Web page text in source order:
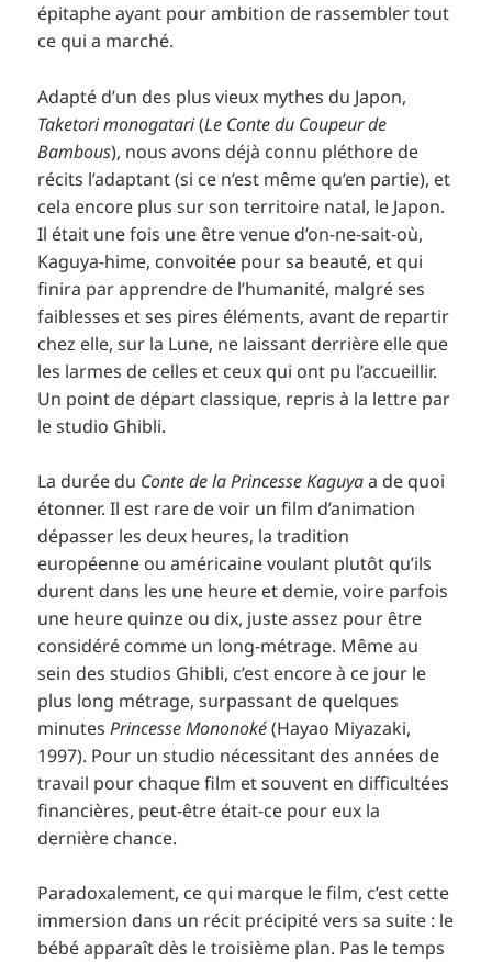
épitaphe ayant pour ambition de rassembler tout
ce qui a marché.
Adapté d’un des plus vieux mythes du Japon,
Taketori monogatari(Le Conte du Coupeur de
Bambous), nous avons déjà connu pléthore de
récits l’adaptant (si ce n’est même qu’en partie), et
cela encore plus sur son territoire natal, le Japon.
Il était une fois une être venue d’on-ne-sait-où,
Kaguya-hime, convoitée pour sa beauté, et qui
finira par apprendre de l’humanité, malgré ses
faiblesses et ses pires éléments, avant de repartir
chez elle, sur la Lune, ne laissant derrière elle que
les larmes de celles et ceux qui ont pu l’accueillir.
Un point de départ classique, repris à la lettre par
le studio Ghibli.
La durée du Conte de la Princesse Kaguyaa de quoi
étonner. Il est rare de voir un film d’animation
dépasser les deux heures, la tradition
européenne ou américaine voulant plutôt qu’ils
durent dans les une heure et demie, voire parfois
une heure quinze ou dix, juste assez pour être
considéré comme un long-métrage. Même au
sein des studios Ghibli, c’est encore à ce jour le
plus long métrage, surpassant de quelques
minutesPrincesse Mononoké(Hayao Miyazaki,
1997). Pour un studio nécessitant des années de
travail pour chaque film et souvent en difficultées
financières, peut-être était-ce pour eux la
dernière chance.
Paradoxalement, ce qui marque le film, c’est cette
immersion dans un récit précipité vers sa suite : le
bébé apparaît dès le troisième plan. Pas le temps